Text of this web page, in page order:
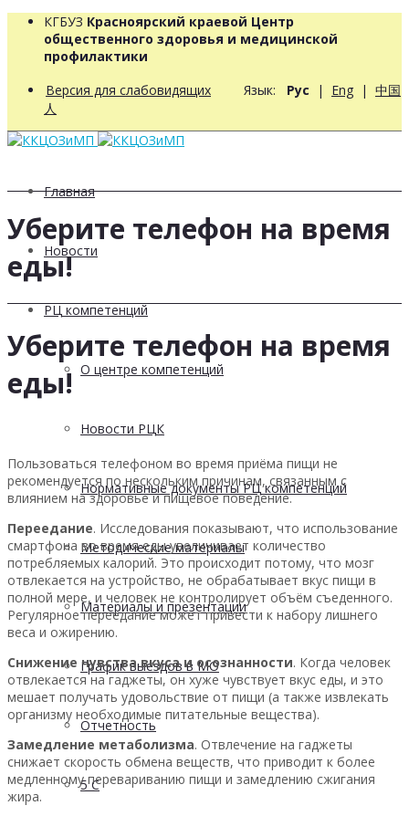
КГБУЗ Красноярский краевой Центр
общественного здоровья и медицинской
профилактики
Версия для слабовидящих Язык: Рус | Eng | 中国
人
Главная
Новости
РЦ компетенций
О центре компетенций
Новости РЦК
Нормативные документы РЦ компетенций
Методические материалы
Материалы и презентации
График выездов в МО
Отчетность
5 С
Уберите телефон на время
еды!
Уберите телефон на время
еды!
Пользоваться телефоном во время приёма пищи не
рекомендуется по нескольким причинам, связанным с
влиянием на здоровье и пищевое поведение.
Переедание. Исследования показывают, что использование
смартфона во время еды увеличивает количество
потребляемых калорий. Это происходит потому, что мозг
отвлекается на устройство, не обрабатывает вкус пищи в
полной мере, и человек не контролирует объём съеденного.
Регулярное переедание может привести к набору лишнего
веса и ожирению.
Снижение чувства вкуса и осознанности. Когда человек
отвлекается на гаджеты, он хуже чувствует вкус еды, и это
мешает получать удовольствие от пищи (а также извлекать
организму необходимые питательные вещества).
Замедление метаболизма. Отвлечение на гаджеты
снижает скорость обмена веществ, что приводит к более
медленному перевариванию пищи и замедлению сжигания
жира.